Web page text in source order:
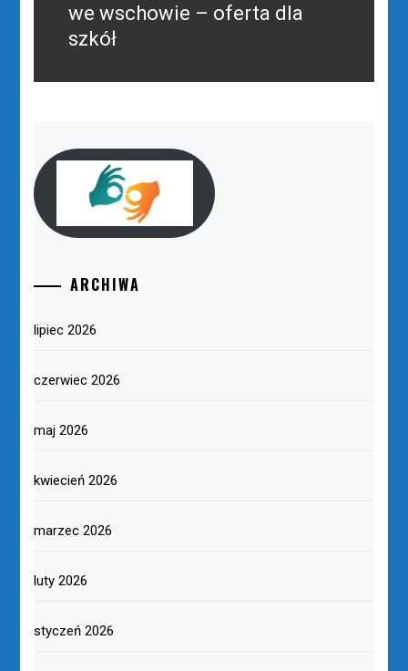
we wschowie – oferta dla
szkół
ARCHIWA
lipiec 2026
czerwiec 2026
maj 2026
kwiecień 2026
marzec 2026
luty 2026
styczeń 2026